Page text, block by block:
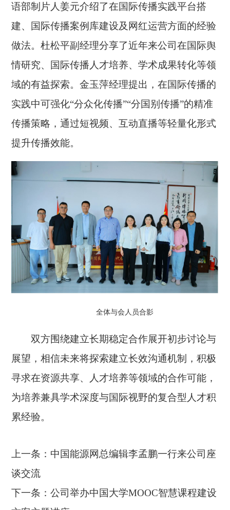
语部制片人姜元介绍了在国际传播实践平台搭
建、国际传播案例库建设及网红运营方面的经验
做法。杜松平副经理分享了近年来公司在国际舆
情研究、国际传播人才培养、学术成果转化等领
域的有益探索。金玉萍经理提出，在国际传播的
实践中可强化“分众化传播”“分国别传播”的精准
传播策略，通过短视频、互动直播等轻量化形式
提升传播效能。
全体与会人员合影
双方围绕建立长期稳定合作展开初步讨论与
展望，相信未来将探索建立长效沟通机制，积极
寻求在资源共享、人才培养等领域的合作可能，
为培养兼具学术深度与国际视野的复合型人才积
累经验。
上一条： 中国能源网总编辑李孟鹏一行来公司座
谈交流
下一条：公司举办中国大学MOOC智慧课程建设